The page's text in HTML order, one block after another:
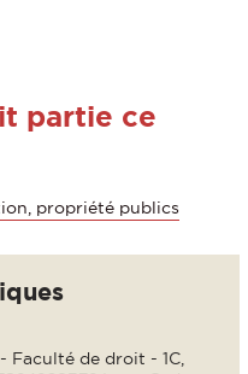
partie ce
propriété publics
Faculté de droit - 1C,